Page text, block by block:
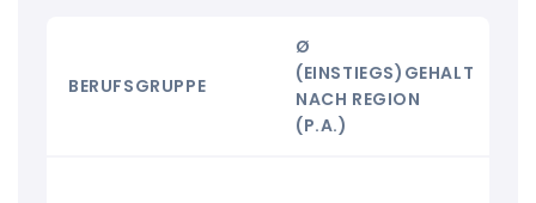
BERUFSGRUPPE
Ø
(EINSTIEGS)GEHALT
NACH REGION
(P.A.)